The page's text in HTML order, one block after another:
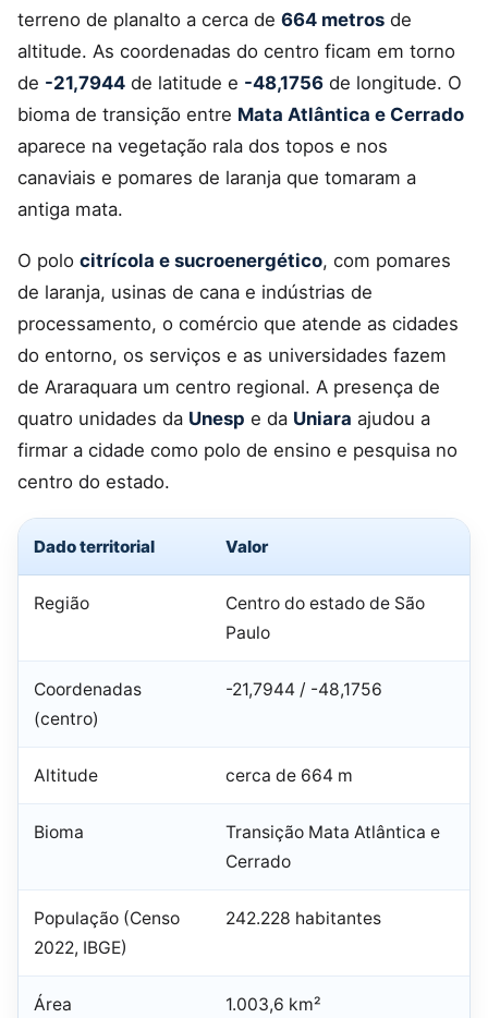
terreno de planalto a cerca de 664 metros de
altitude. As coordenadas do centro ficam em torno
de -21,7944 de latitude e -48,1756 de longitude. O
bioma de transição entre Mata Atlântica e Cerrado
aparece na vegetação rala dos topos e nos
canaviais e pomares de laranja que tomaram a
antiga mata.
O polo citrícola e sucroenergético, com pomares
de laranja, usinas de cana e indústrias de
processamento, o comércio que atende as cidades
do entorno, os serviços e as universidades fazem
de Araraquara um centro regional. A presença de
quatro unidades da Unesp e da Uniara ajudou a
firmar a cidade como polo de ensino e pesquisa no
centro do estado.
Dado territorial Valor
Região
Centro do estado de São
Paulo
Coordenadas
(centro)
-21,7944 / -48,1756
Altitude cerca de 664 m
Bioma
Transição Mata Atlântica e
Cerrado
População (Censo
2022, IBGE)
242.228 habitantes
Área 1.003,6 km²